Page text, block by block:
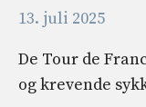
13. juli 2025
De Tour de
og krevende